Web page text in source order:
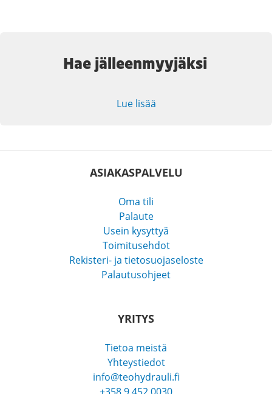
Hae jälleenmyyjäksi
Lue lisää
ASIAKASPALVELU
Oma tili
Palaute
Usein kysyttyä
Toimitusehdot
Rekisteri- ja tietosuojaseloste
Palautusohjeet
YRITYS
Tietoa meistä
Yhteystiedot
info@teohydrauli.fi